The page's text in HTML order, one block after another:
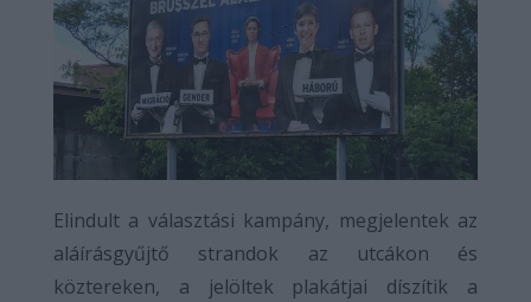
Elindult a választási kampány, megjelentek az
aláírásgyűjtő strandok az utcákon és
köztereken, a jelöltek plakátjai díszítik a